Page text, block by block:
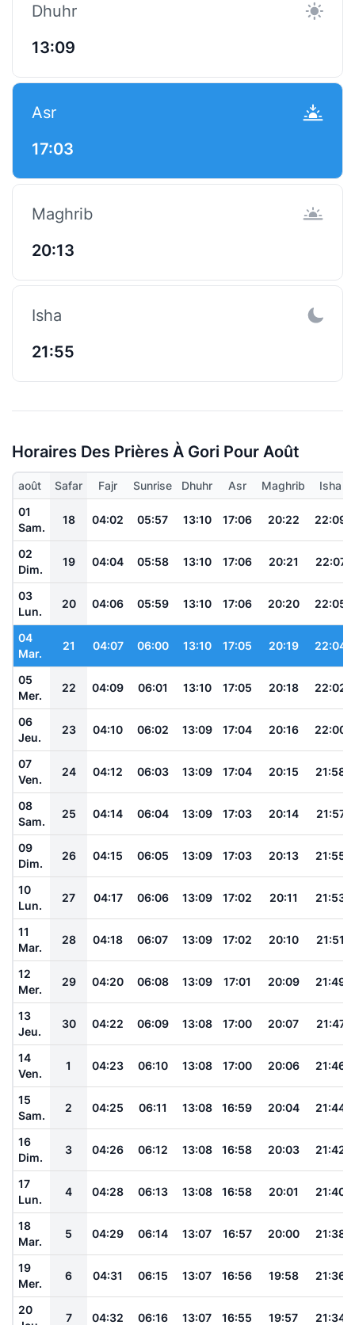
Dhuhr
13:09
Asr
17:03
Maghrib
20:13
Isha
21:55
Horaires Des Prières À Gori Pour Août
août Safar Fajr Sunrise Dhuhr Asr Maghrib
Isha
01
Sam.
18 04:02 05:57 13:10 17:06 20:22 22:09
02
Dim.
19 04:04 05:58 13:10 17:06 20:21 22:07
03
Lun.
20 04:06 05:59 13:10 17:06 20:20 22:05
04
Mar.
21 04:07 06:00 13:10 17:05 20:19 22:04
05
Mer.
22 04:09 06:01 13:10 17:05 20:18 22:02
06
Jeu.
23 04:10 06:02 13:09 17:04 20:16 22:00
07
Ven.
24 04:12 06:03 13:09 17:04 20:15 21:58
08
Sam.
25 04:14 06:04 13:09 17:03 20:14 21:57
09
Dim.
26 04:15 06:05 13:09 17:03 20:13 21:55
10
Lun.
27 04:17 06:06 13:09 17:02 20:11 21:53
11
Mar.
28 04:18 06:07 13:09 17:02 20:10 21:51
12
Mer.
29 04:20 06:08 13:09 17:01 20:09 21:49
13
Jeu.
30 04:22 06:09 13:08 17:00 20:07 21:47
14
Ven.
1 04:23 06:10 13:08 17:00 20:06 21:46
15
Sam.
2 04:25 06:11 13:08 16:59 20:04 21:44
16
Dim.
3 04:26 06:12 13:08 16:58 20:03 21:42
17
Lun.
4 04:28 06:13 13:08 16:58 20:01 21:40
18
Mar.
5 04:29 06:14 13:07 16:57 20:00 21:38
19
Mer.
6 04:31 06:15 13:07 16:56 19:58 21:36
20
7 04:32 06:16 13:07 16:55 19:57 21:34